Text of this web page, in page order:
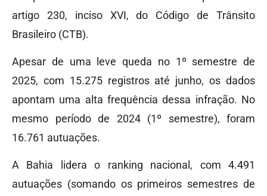
artigo 230, inciso XVI, do Código de Trânsito
Brasileiro (CTB).
Apesar de uma leve queda no 1º semestre de
2025, com 15.275 registros até junho, os dados
apontam uma alta frequência dessa infração. No
mesmo período de 2024 (1º semestre), foram
16.761 autuações.
A Bahia lidera o ranking nacional, com 4.491
autuações (somando os primeiros semestres de